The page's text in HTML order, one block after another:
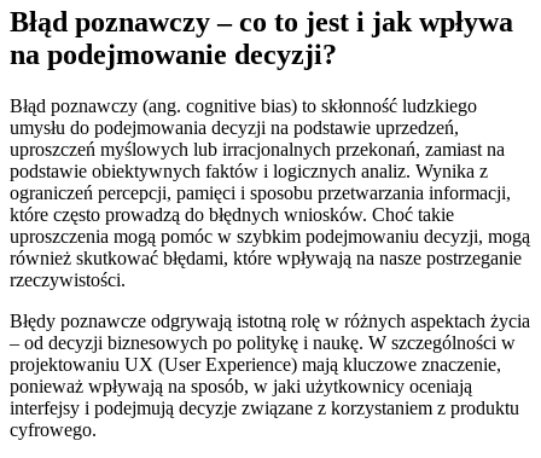
Błąd poznawczy – co to jest i jak wpływa
na podejmowanie decyzji?
Błąd poznawczy (ang. cognitive bias) to skłonność ludzkiego
umysłu do podejmowania decyzji na podstawie uprzedzeń,
uproszczeń myślowych lub irracjonalnych przekonań, zamiast na
podstawie obiektywnych faktów i logicznych analiz. Wynika z
ograniczeń percepcji, pamięci i sposobu przetwarzania informacji,
które często prowadzą do błędnych wniosków. Choć takie
uproszczenia mogą pomóc w szybkim podejmowaniu decyzji, mogą
również skutkować błędami, które wpływają na nasze postrzeganie
rzeczywistości.
Błędy poznawcze odgrywają istotną rolę w różnych aspektach życia
– od decyzji biznesowych po politykę i naukę. W szczególności w
projektowaniu UX (User Experience) mają kluczowe znaczenie,
ponieważ wpływają na sposób, w jaki użytkownicy oceniają
interfejsy i podejmują decyzje związane z korzystaniem z produktu
cyfrowego.